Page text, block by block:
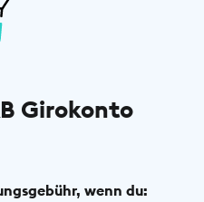
Girokonto
wenn du: